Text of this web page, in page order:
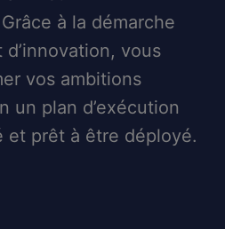
à la démarche
vous
vos ambitions
un plan d’exécution
et prêt à être déployé.